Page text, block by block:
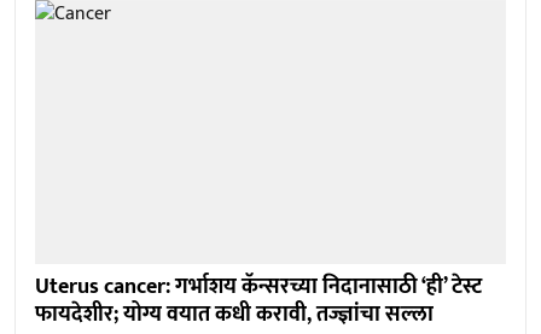
Uterus cancer: गर्भाशय कॅन्सरच्या निदानासाठी ‘ही’ टेस्ट
फायदेशीर; योग्य वयात कधी करावी, तज्ज्ञांचा सल्ला